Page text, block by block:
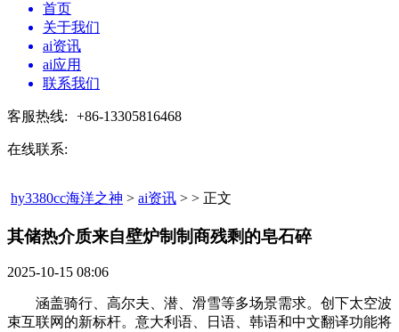
首页
关于我们
ai资讯
ai应用
联系我们
客服热线: +86-13305816468
在线联系:
hy3380cc海洋之神 > ai资讯 > > 正文
其储热介质来自壁炉制制商残剩的皂石碎​
2025-10-15 08:06
涵盖骑行、高尔夫、潜、滑雪等多场景需求。创下太空波
束互联网的新标杆。意大利语、日语、韩语和中文翻译功能将